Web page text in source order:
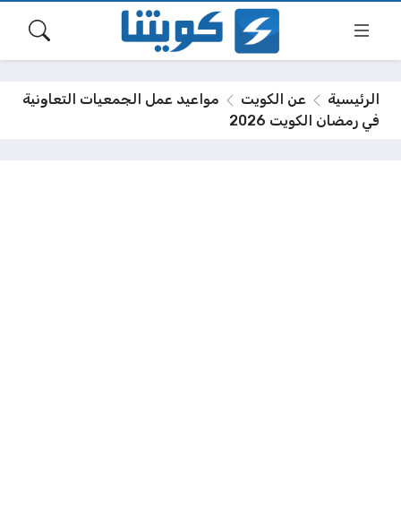
الرئيسية عن الكويت
مواعيد عمل الجمعيات التعاونية
في رمضان الكويت 2026